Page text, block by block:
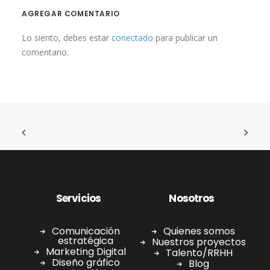
AGREGAR COMENTARIO
Lo siento, debes estar conectado para publicar un
comentario.
Servicios
Comunicación
estratégica
Marketing Digital
Diseño gráfico
Nosotros
Quienes somos
Nuestros proyectos
Talento/RRHH
Blog